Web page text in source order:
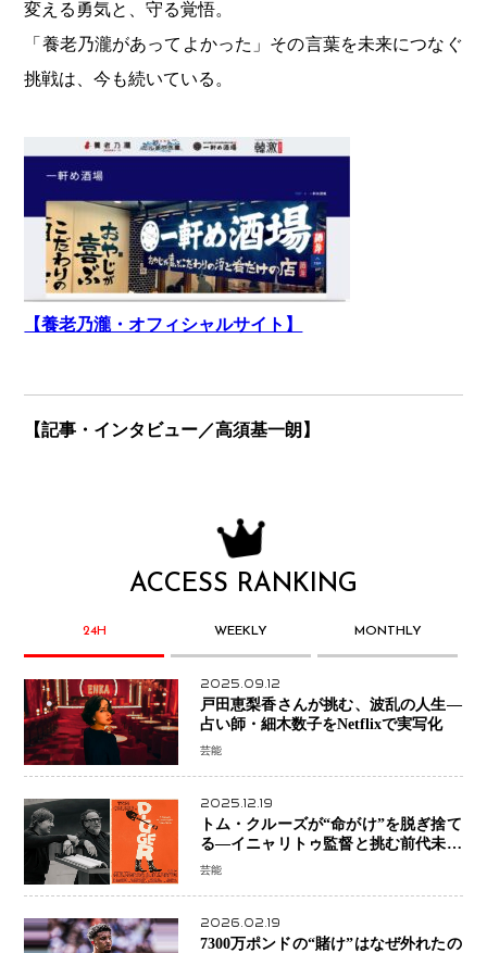
変える勇気と、守る覚悟。
「養老乃瀧があってよかった」その言葉を未来につなぐ
挑戦は、今も続いている。
【養老乃瀧・オフィシャルサイト】
【記事・インタビュー／高須基一朗】
ACCESS RANKING
24H WEEKLY MONTHLY
2025.09.12
戸田恵梨香さんが挑む、波乱の人生―
占い師・細木数子をNetflixで実写化
芸能
2025.12.19
トム・クルーズが“命がけ”を脱ぎ捨て
る―イニャリトゥ監督と挑む前代未聞
の大惨事コメディ「DIGGER ディガ
芸能
2026.02.19
7300万ポンドの“賭け”はなぜ外れたの